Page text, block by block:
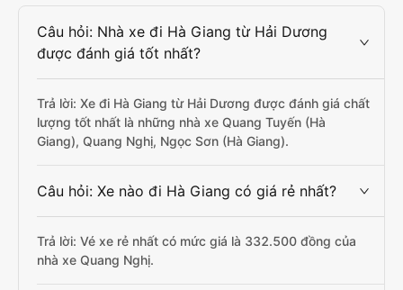
Câu hỏi: Nhà xe đi Hà Giang từ Hải Dương
được đánh giá tốt nhất?
Trả lời: Xe đi Hà Giang từ Hải Dương được đánh giá chất
lượng tốt nhất là những nhà xe Quang Tuyến (Hà
Giang), Quang Nghị, Ngọc Sơn (Hà Giang).
Câu hỏi: Xe nào đi Hà Giang có giá rẻ nhất?
Trả lời: Vé xe rẻ nhất có mức giá là 332.500 đồng của
nhà xe Quang Nghị.